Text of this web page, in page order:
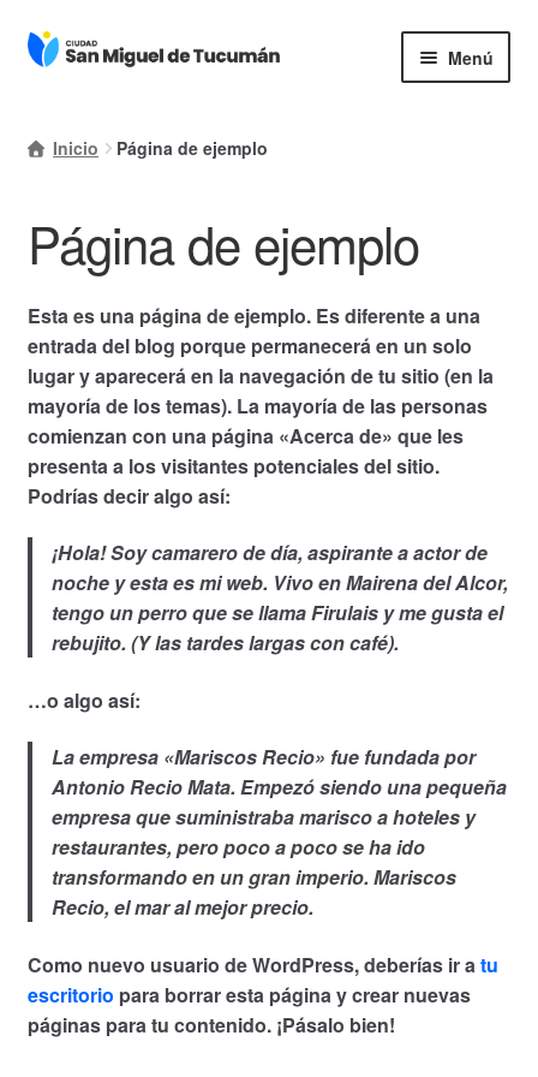
Ir
navegación
Ir
al
Menú
Mi cuenta
Carrito
Finalizar compra
Ayuda Rapida
Inicio Página de ejemplo
Página de ejemplo
Esta es una página de ejemplo. Es diferente a una
entrada del blog porque permanecerá en un solo
lugar y aparecerá en la navegación de tu sitio (en la
mayoría de los temas). La mayoría de las personas
comienzan con una página «Acerca de» que les
presenta a los visitantes potenciales del sitio.
Podrías decir algo así:
¡Hola! Soy camarero de día, aspirante a actor de
noche y esta es mi web. Vivo en Mairena del Alcor,
tengo un perro que se llama Firulais y me gusta el
rebujito. (Y las tardes largas con café).
…o algo así:
La empresa «Mariscos Recio» fue fundada por
Antonio Recio Mata. Empezó siendo una pequeña
empresa que suministraba marisco a hoteles y
restaurantes, pero poco a poco se ha ido
transformando en un gran imperio. Mariscos
Recio, el mar al mejor precio.
Como nuevo usuario de WordPress, deberías ir atu
escritorio para borrar esta página y crear nuevas
páginas para tu contenido. ¡Pásalo bien!